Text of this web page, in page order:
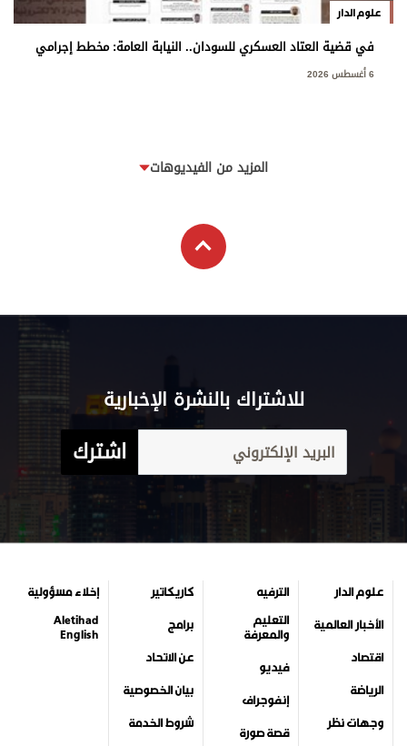
علوم الدار
في قضية العتاد العسكري للسودان.. النيابة العامة: مخطط إجرامي
استهدف المساس بسيادة الدولة6 أغسطس 2026
المزيد من الفيديوهات
للاشتراك بالنشرة الإخبارية
اشترك
علوم الدار
الأخبار العالمية
اقتصاد
الرياضة
وجهات نظر
الترفيه
التعليم
والمعرفة
فيديو
إنفوجراف
قصة صورة
كاريكاتير
برامج
عن الاتحاد
بيان الخصوصية
شروط الخدمة
إخلاء مسؤولية
Aletihad
English